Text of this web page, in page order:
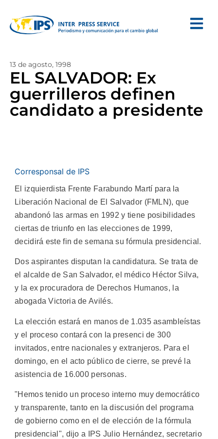
13 de agosto, 1998
EL SALVADOR: Ex
guerrilleros definen
candidato a presidente
Corresponsal de IPS
El izquierdista Frente Farabundo Martí para la
Liberación Nacional de El Salvador (FMLN), que
abandonó las armas en 1992 y tiene posibilidades
ciertas de triunfo en las elecciones de 1999,
decidirá este fin de semana su fórmula presidencial.
Dos aspirantes disputan la candidatura. Se trata de
el alcalde de San Salvador, el médico Héctor Silva,
y la ex procuradora de Derechos Humanos, la
abogada Victoria de Avilés.
La elección estará en manos de 1.035 asambleístas
y el proceso contará con la presenci de 300
invitados, entre nacionales y extranjeros. Para el
domingo, en el acto público de cierre, se prevé la
asistencia de 16.000 personas.
"Hemos tenido un proceso interno muy democrático
y transparente, tanto en la discusión del programa
de gobierno como en el de elección de la fórmula
presidencial", dijo a IPS Julio Hernández, secretario